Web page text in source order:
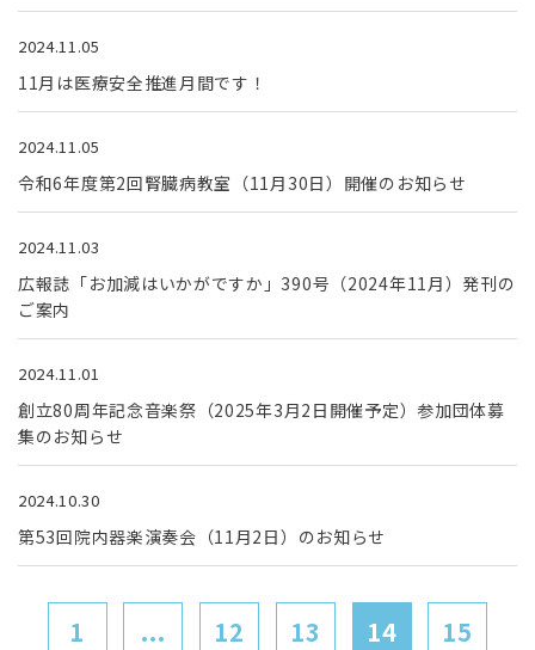
2024.11.05
11月は医療安全推進月間です！
2024.11.05
令和6年度第2回腎臓病教室（11月30日）開催のお知らせ
2024.11.03
広報誌「お加減はいかがですか」390号（2024年11月）発刊の
ご案内
2024.11.01
創立80周年記念音楽祭（2025年3月2日開催予定）参加団体募
集のお知らせ
2024.10.30
第53回院内器楽演奏会（11月2日）のお知らせ
1 ... 12 13 14 15